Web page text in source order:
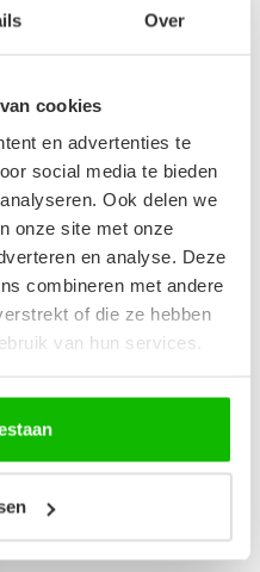
Over
cookies
en advertenties te
social media te bieden
Ook delen we
onze site met onze
en analyse. Deze
combineren met andere
of die ze hebben
van hun services.